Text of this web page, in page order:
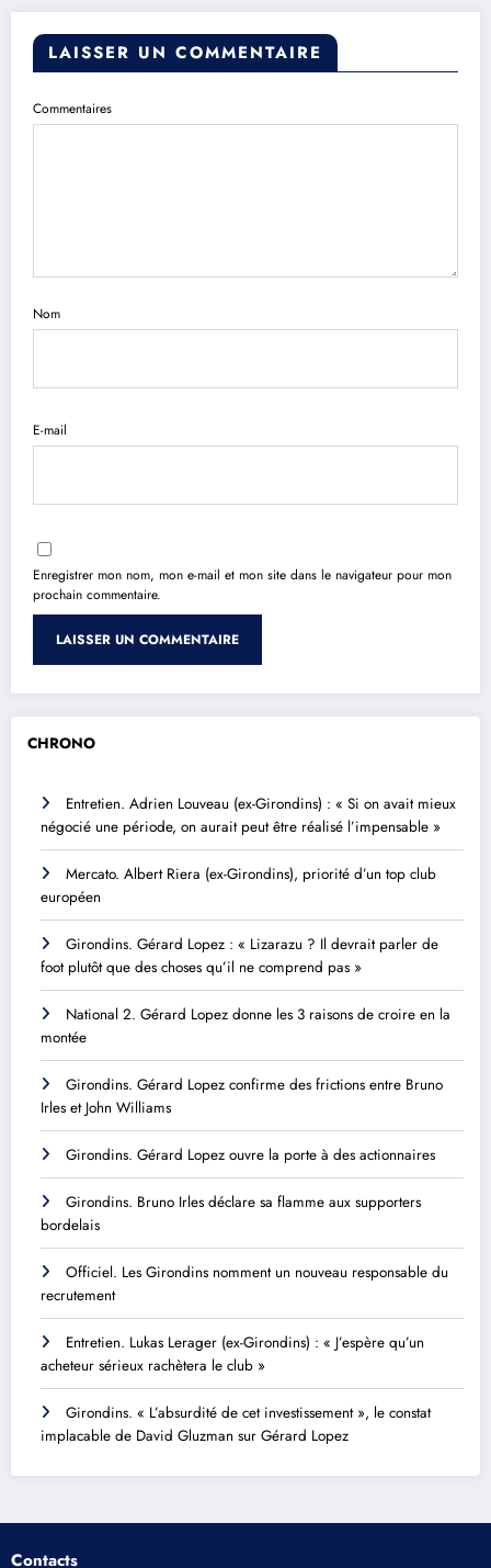
LAISSER UN COMMENTAIRE
Commentaires
Nom
E-mail
Enregistrer mon nom, mon e-mail et mon site dans le navigateur pour mon
prochain commentaire.
CHRONO
Entretien. Adrien Louveau (ex-Girondins) : « Si on avait mieux
négocié une période, on aurait peut être réalisé l’impensable »
Mercato. Albert Riera (ex-Girondins), priorité d’un top club
européen
Girondins. Gérard Lopez : « Lizarazu ? Il devrait parler de
foot plutôt que des choses qu’il ne comprend pas »
National 2. Gérard Lopez donne les 3 raisons de croire en la
montée
Girondins. Gérard Lopez confirme des frictions entre Bruno
Irles et John Williams
Girondins. Gérard Lopez ouvre la porte à des actionnaires
Girondins. Bruno Irles déclare sa flamme aux supporters
bordelais
Officiel. Les Girondins nomment un nouveau responsable du
recrutement
Entretien. Lukas Lerager (ex-Girondins) : « J’espère qu’un
acheteur sérieux rachètera le club »
Girondins. « L’absurdité de cet investissement », le constat
implacable de David Gluzman sur Gérard Lopez
Contacts